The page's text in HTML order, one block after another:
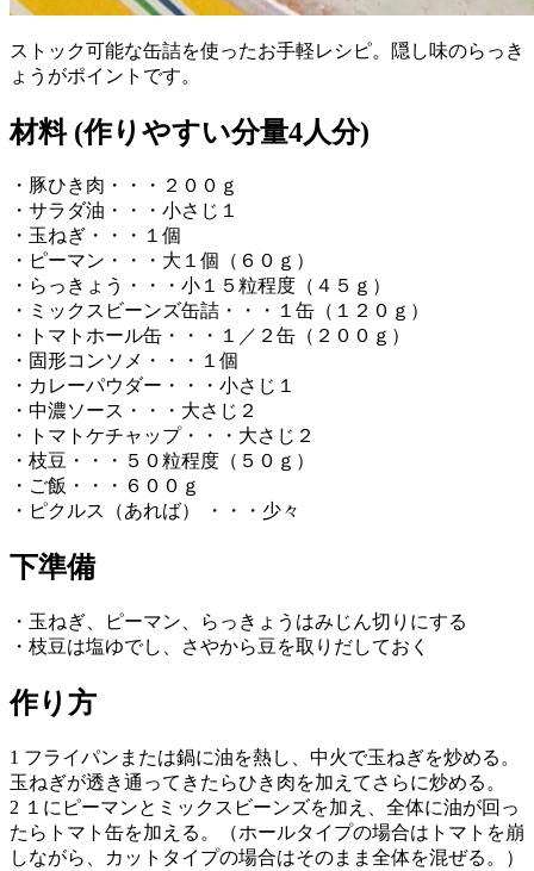
ストック可能な缶詰を使ったお手軽レシピ。隠し味のらっき
ょうがポイントです。
材料 (作りやすい分量4人分)
・豚ひき肉・・・２００ｇ
・サラダ油・・・小さじ１
・玉ねぎ・・・１個
・ピーマン・・・大１個（６０ｇ）
・らっきょう・・・小１５粒程度（４５ｇ）
・ミックスビーンズ缶詰・・・１缶（１２０ｇ）
・トマトホール缶・・・１／２缶（２００ｇ）
・固形コンソメ・・・１個
・カレーパウダー・・・小さじ１
・中濃ソース・・・大さじ２
・トマトケチャップ・・・大さじ２
・枝豆・・・５０粒程度（５０ｇ）
・ご飯・・・６００ｇ
・ピクルス（あれば） ・・・少々
下準備
・玉ねぎ、ピーマン、らっきょうはみじん切りにする
・枝豆は塩ゆでし、さやから豆を取りだしておく
作り方
1 フライパンまたは鍋に油を熱し、中火で玉ねぎを炒める。
玉ねぎが透き通ってきたらひき肉を加えてさらに炒める。
2 １にピーマンとミックスビーンズを加え、全体に油が回っ
たらトマト缶を加える。（ホールタイプの場合はトマトを崩
しながら、カットタイプの場合はそのまま全体を混ぜる。）